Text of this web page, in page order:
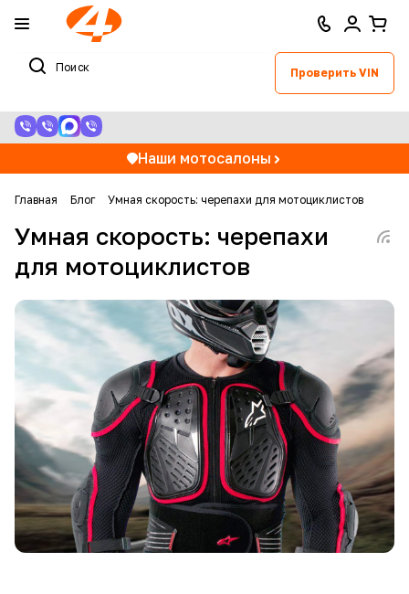
Проверить VIN
Наши мотосалоны
Главная Блог Умная скорость: черепахи для мотоциклистов
Умная скорость: черепахи
для мотоциклистов